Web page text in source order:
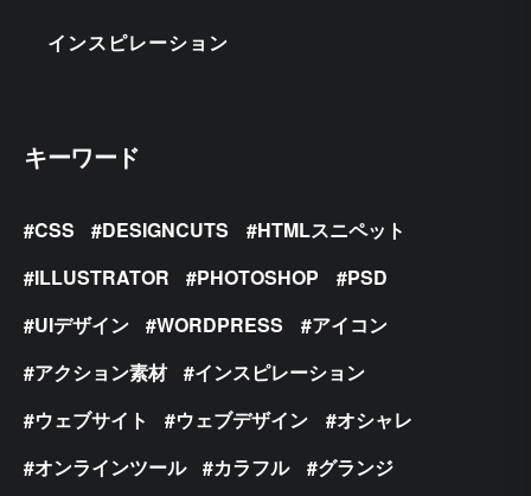
インスピレーション
キーワード
CSS DESIGNCUTS
HTMLスニペット
ILLUSTRATOR
PHOTOSHOP
PSD
UIデザイン
WORDPRESS
アイコン
アクション素材
インスピレーション
ウェブサイト
ウェブデザイン
オシャレ
オンラインツール
カラフル
グランジ